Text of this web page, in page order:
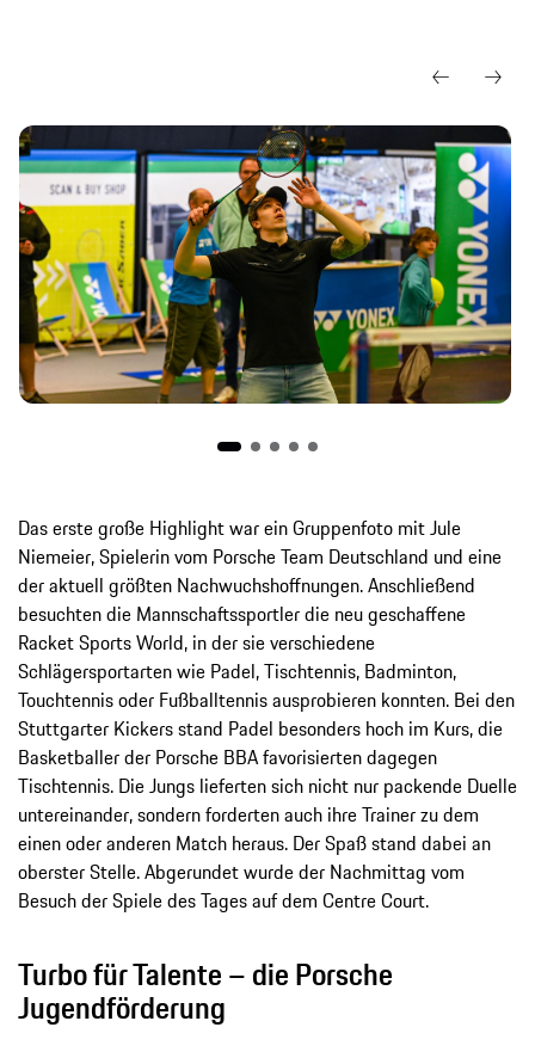
Das erste große Highlight war ein Gruppenfoto mit Jule
Niemeier, Spielerin vom Porsche Team Deutschland und eine
der aktuell größten Nachwuchshoffnungen. Anschließend
besuchten die Mannschaftssportler die neu geschaffene
Racket Sports World, in der sie verschiedene
Schlägersportarten wie Padel, Tischtennis, Badminton,
Touchtennis oder Fußballtennis ausprobieren konnten. Bei den
Stuttgarter Kickers stand Padel besonders hoch im Kurs, die
Basketballer der Porsche BBA favorisierten dagegen
Tischtennis. Die Jungs lieferten sich nicht nur packende Duelle
untereinander, sondern forderten auch ihre Trainer zu dem
einen oder anderen Match heraus. Der Spaß stand dabei an
oberster Stelle. Abgerundet wurde der Nachmittag vom
Besuch der Spiele des Tages auf dem Centre Court.
Turbo für Talente – die Porsche
Jugendförderung